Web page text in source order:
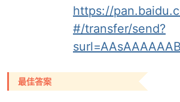
https://
#/transfer/send?
最佳答案